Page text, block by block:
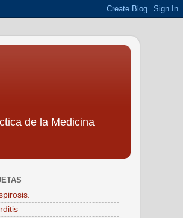
de la Medicina